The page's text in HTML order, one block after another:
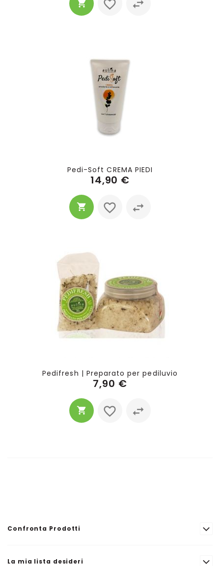
Pedi-Soft CREMA PIEDI
14,90 €
Pedifresh | Preparato per pediluvio
7,90 €
Confronta Prodotti
La mia lista desideri